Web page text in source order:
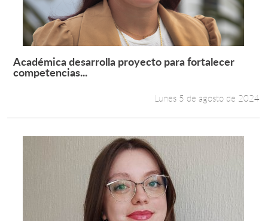
Leer más +
Académica desarrolla proyecto para fortalecer
competencias...
Lunes 5 de agosto de 2024